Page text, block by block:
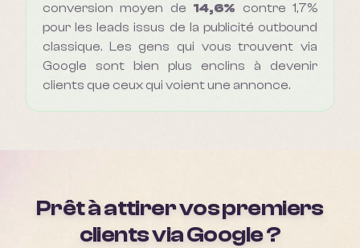
conversion moyen de 14,6% contre 1,7%
pour les leads issus de la publicité outbound
classique. Les gens qui vous trouvent via
Google sont bien plus enclins à devenir
clients que ceux qui voient une annonce.
Prêt à attirer vos premiers
clients via Google ?